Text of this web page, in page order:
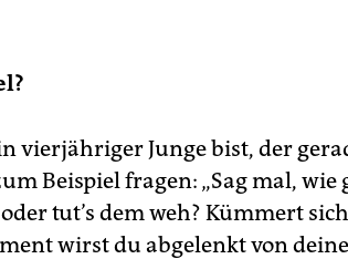
vierjähriger Junge bist, der
Beispiel fragen: „Sag mal, wie
tut’s dem weh? Kümmert
wirst du abgelenkt von